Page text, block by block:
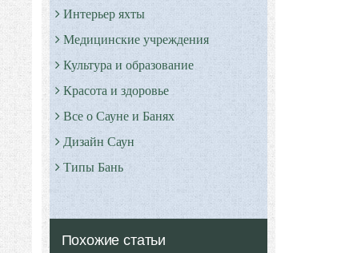
Интерьер яхты
Медицинские учреждения
Культура и образование
Красота и здоровье
Все о Сауне и Банях
Дизайн Саун
Типы Бань
Декор
Двор и сад
Похожие статьи